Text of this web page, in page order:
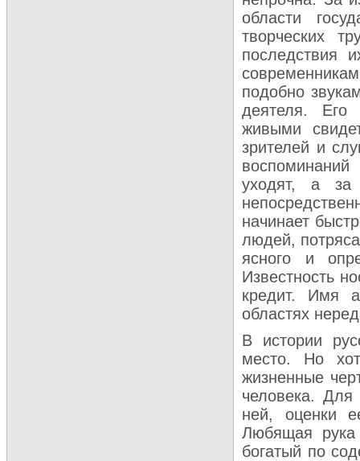
области
творческих
последствия
подобно
деятеля. Его
живыми
зрителей и
уходят, а
начинает
людей,
ясного и
Известность
кредит. Имя
областях
В истории
место. Но
жизненные
человека. Для
ней, оценки
Любящая рука
богатый по